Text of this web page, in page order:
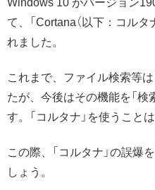
て、「Cortana（以下：コルタ
れました。
これまで、ファイル検索等は
たが、今後はその機能を「検
す。「コルタナ」を使うこと
この際、「コルタナ」の誤爆
しょう。